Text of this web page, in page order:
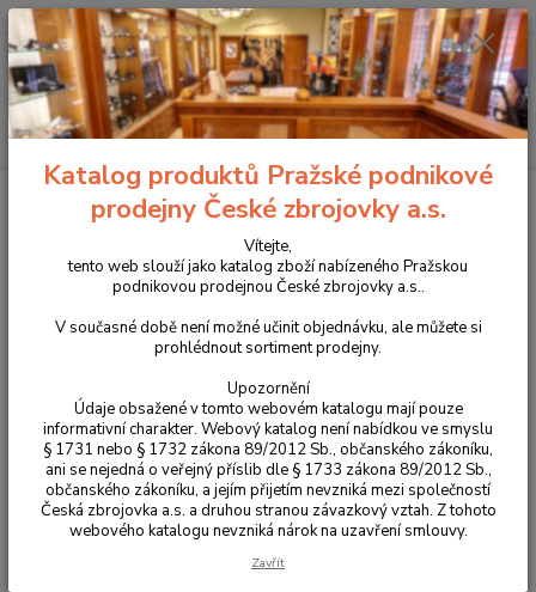
Menu
Hledat
+420 225 375 800
Příslušenství, doplňky a náhradní díly
Opěrka palce CZ TS 2 Deep
Opěrka palce CZ TS 2 Deep
Bronze
Katalog produktů Pražské podnikové
prodejny České zbrojovky a.s.
Vítejte,
tento web slouží jako katalog zboží nabízeného Pražskou
podnikovou prodejnou České zbrojovky a.s..
V současné době není možné učinit objednávku, ale můžete si
prohlédnout sortiment prodejny.
Upozornění
Údaje obsažené v tomto webovém katalogu mají pouze
informativní charakter. Webový katalog není nabídkou ve smyslu
§ 1731 nebo § 1732 zákona 89/2012 Sb., občanského zákoníku,
ani se nejedná o veřejný příslib dle § 1733 zákona 89/2012 Sb.,
občanského zákoníku, a jejím přijetím nevzniká mezi společností
Česká zbrojovka a.s. a druhou stranou závazkový vztah. Z tohoto
webového katalogu nevzniká nárok na uzavření smlouvy.
Zavřít